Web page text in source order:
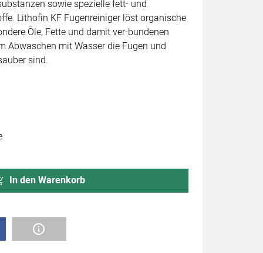
sowie spezielle fett- und
Lithofin KF Fugenreiniger löst organische
Öle, Fette und damit ver-bundenen
Abwaschen mit Wasser die Fugen und
sind.
In den Warenkorb